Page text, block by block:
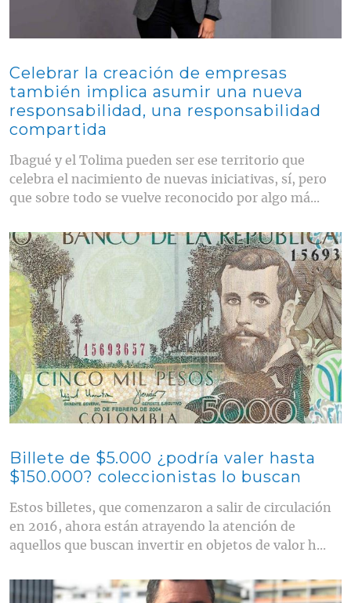
Celebrar la creación de empresas
también implica asumir una nueva
responsabilidad, una responsabilidad
compartida
Ibagué y el Tolima pueden ser ese territorio que
celebra el nacimiento de nuevas iniciativas, sí, pero
que sobre todo se vuelve reconocido por algo má...
Contenido multimedia principal
Billete de $5.000 ¿podría valer hasta
$150.000? coleccionistas lo buscan
Estos billetes, que comenzaron a salir de circulación
en 2016, ahora están atrayendo la atención de
aquellos que buscan invertir en objetos de valor h...
Contenido multimedia principal